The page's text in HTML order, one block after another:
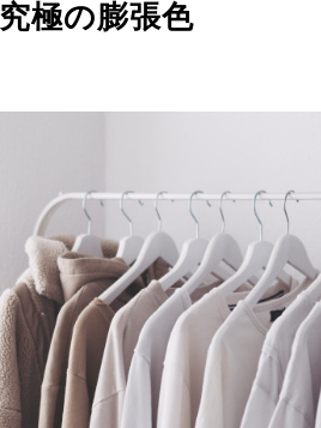
極の膨張色